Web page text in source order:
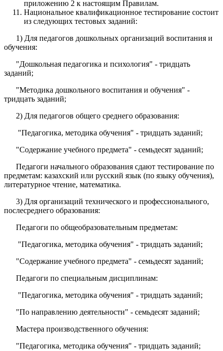
приложению 2 к настоящим Правилам.
Национальное квалификационное тестирование состоит
из следующих тестовых заданий:
1) Для педагогов дошкольных организаций воспитания и
обучения:
"Дошкольная педагогика и психология" - тридцать
заданий;
"Методика дошкольного воспитания и обучения" -
тридцать заданий;
2) Для педагогов общего среднего образования:
"Педагогика, методика обучения" - тридцать заданий;
"Содержание учебного предмета" - семьдесят заданий;
Педагоги начального образования сдают тестирование по
предметам: казахский или русский язык (по языку обучения),
литературное чтение, математика.
3) Для организаций технического и профессионального,
послесреднего образования:
Педагоги по общеобразовательным предметам:
"Педагогика, методика обучения" - тридцать заданий;
"Содержание учебного предмета" - семьдесят заданий;
Педагоги по специальным дисциплинам:
"Педагогика, методика обучения" - тридцать заданий;
"По направлению деятельности" - семьдесят заданий;
Мастера производственного обучения:
"Педагогика, методика обучения" - тридцать заданий;